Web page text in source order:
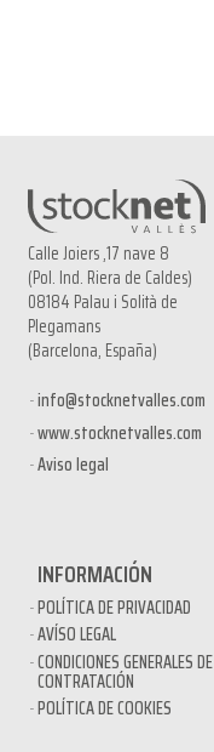
Calle Joiers ,17 nave 8
(Pol. Ind. Riera de Caldes)
08184 Palau i Solità de
Plegamans
(Barcelona, España)
info@stocknetvalles.com
www.stocknetvalles.com
Aviso legal
INFORMACIÓN
POLÍTICA DE PRIVACIDAD
AVÍSO LEGAL
CONDICIONES GENERALES DE
CONTRATACIÓN
POLÍTICA DE COOKIES